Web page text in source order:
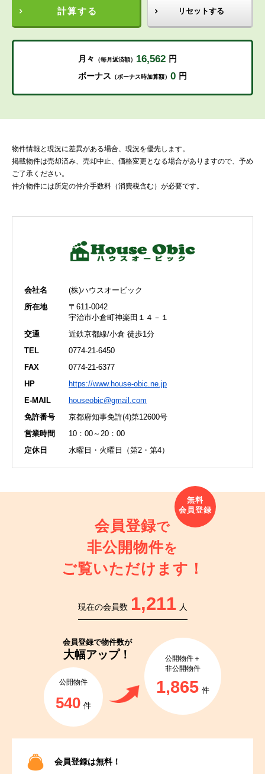
計算する リセットする
月々 （毎月返済額） 16,562 円
ボーナス （ボーナス時加算額） 0 円
物件情報と現況に差異がある場合、現況を優先します。
掲載物件は売却済み、売却中止、価格変更となる場合がありますので、予め
ご了承ください。
仲介物件には所定の仲介手数料（消費税含む）が必要です。
会社名
(株)ハウスオービック
所在地
〒611-0042
宇治市小倉町神楽田１４－１
交通
近鉄京都線/小倉 徒歩1分
TEL
0774-21-6450
FAX
0774-21-6377
HP
https://www.house-obic.ne.jp
E-MAIL
houseobic@gmail.com
免許番号
京都府知事免許(4)第12600号
営業時間
10：00～20：00
定休日
水曜日・火曜日（第2・第4）
会員登録で
非公開物件を
ご覧いただけます！
現在の会員数 1,211 人
会員登録で物件数が
大幅アップ！
公開物件
540 件
公開物件＋
非公開物件
1,865 件
会員登録は無料！